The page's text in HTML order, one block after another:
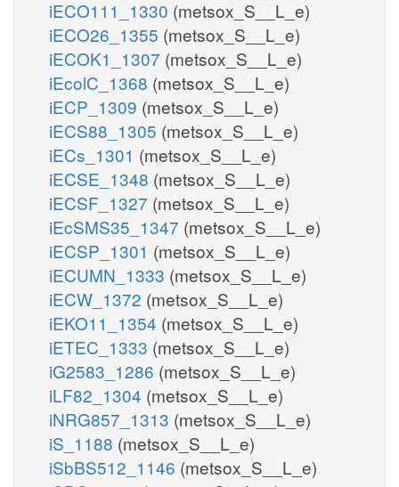
iECO111_1330 (metsox_S__L_e)
iECO26_1355 (metsox_S__L_e)
iECOK1_1307 (metsox_S__L_e)
iEcolC_1368 (metsox_S__L_e)
iECP_1309 (metsox_S__L_e)
iECS88_1305 (metsox_S__L_e)
iECs_1301 (metsox_S__L_e)
iECSE_1348 (metsox_S__L_e)
iECSF_1327 (metsox_S__L_e)
iEcSMS35_1347 (metsox_S__L_e)
iECSP_1301 (metsox_S__L_e)
iECUMN_1333 (metsox_S__L_e)
iECW_1372 (metsox_S__L_e)
iEKO11_1354 (metsox_S__L_e)
iETEC_1333 (metsox_S__L_e)
iG2583_1286 (metsox_S__L_e)
iLF82_1304 (metsox_S__L_e)
iNRG857_1313 (metsox_S__L_e)
iS_1188 (metsox_S__L_e)
iSbBS512_1146 (metsox_S__L_e)